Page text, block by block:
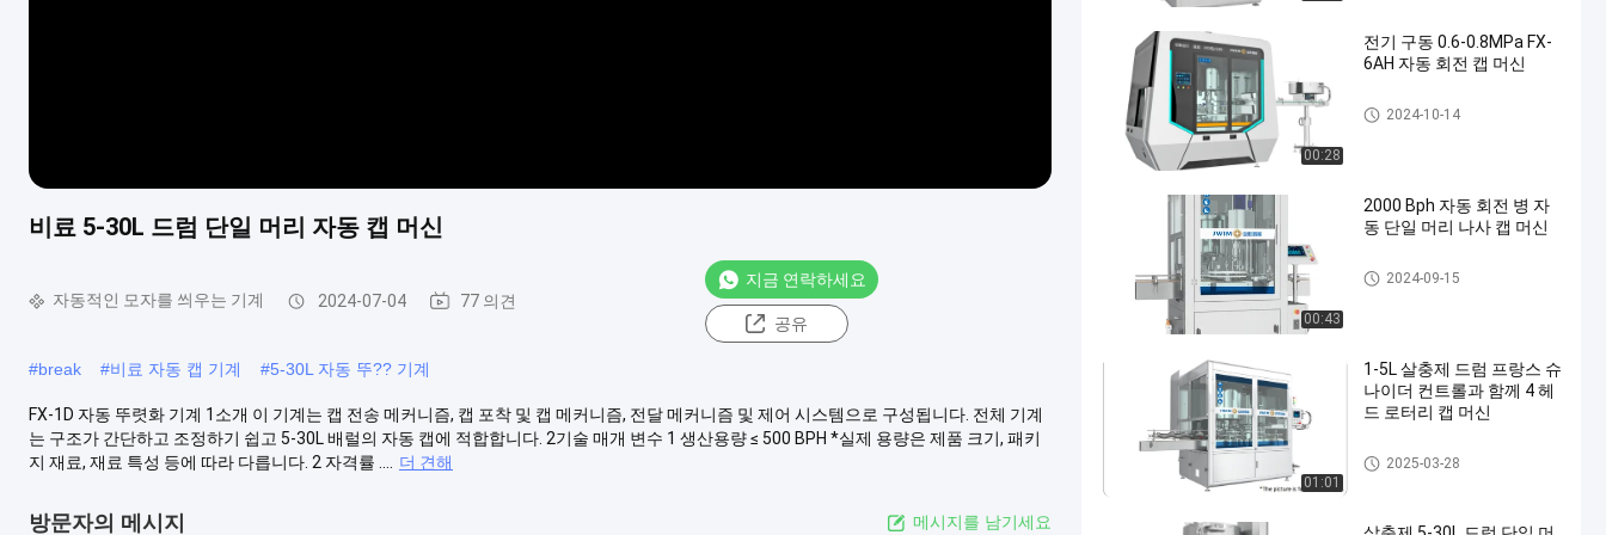
비료 5-30L 드럼 단일 머리 자동 캡 머신
자동적인 모자를 씌우는 기계 2024-07-04 77 의견
지금 연락하세요
공유
#break #비료 자동 캡 기계 #5-30L 자동 뚜?? 기계
FX-1D 자동 뚜렷화 기계 1소개 이 기계는 캡 전송 메커니즘, 캡 포착 및 캡 메커니즘, 전달 메커니즘 및 제어 시스템으로 구성됩니다. 전체 기계
는 구조가 간단하고 조정하기 쉽고 5-30L 배럴의 자동 캡에 적합합니다. 2기술 매개 변수 1 생산용량 ≤ 500 BPH *실제 용량은 제품 크기, 패키
지 재료, 재료 특성 등에 따라 다릅니다. 2 자격률 ....
더 견해
방문자의 메시지 메시지를 남기세요
00:28
전기 구동 0.6-0.8MPa FX-
6AH 자동 회전 캡 머신
자동적인 모자를 씌우는 기계
2024-10-14
00:43
2000 Bph 자동 회전 병 자
동 단일 머리 나사 캡 머신
자동적인 모자를 씌우는 기계
2024-09-15
01:01
1-5L 살충제 드럼 프랑스 슈
나이더 컨트롤과 함께 4 헤
드 로터리 캡 머신
자동적인 모자를 씌우는 기계
2025-03-28